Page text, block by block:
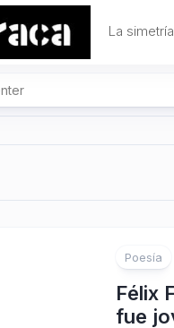
La
Poesía
Félix
fue